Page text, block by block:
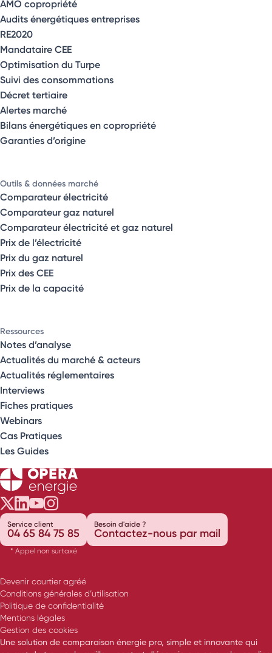
AMO copropriété
Audits énergétiques entreprises
RE2020
Mandataire CEE
Optimisation du Turpe
Suivi des consommations
Décret tertiaire
Alertes marché
Bilans énergétiques en copropriété
Garanties d’origine
Outils & données marché
Comparateur électricité
Comparateur gaz naturel
Comparateur électricité et gaz naturel
Prix de l’électricité
Prix du gaz naturel
Prix des CEE
Prix de la capacité
Ressources
Notes d’analyse
Actualités du marché & acteurs
Actualités réglementaires
Interviews
Fiches pratiques
Webinars
Cas Pratiques
Les Guides
Opéra Énergie sur Twitter
Opéra Énergie sur LinkedIn
Opéra Énergie sur Youtube
Opéra Énergie sur Instagram
Service client
04 65 84 75 85
* Appel non surtaxé
Besoin d'aide ?
Contactez-nous par mail
Devenir courtier agréé
Conditions générales d’utilisation
Politique de confidentialité
Mentions légales
Gestion des cookies
Une solution de comparaison énergie pro, simple et innovante qui